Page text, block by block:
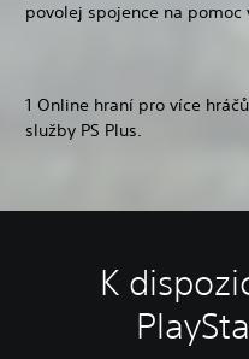
povolej spojence na
1 Online hraní pro více
služby PS Plus.
K